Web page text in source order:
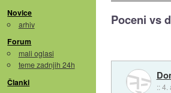
Novice
arhiv
Forum
mali oglasi
teme zadnjih 24h
Članki
Poceni vs
::4.